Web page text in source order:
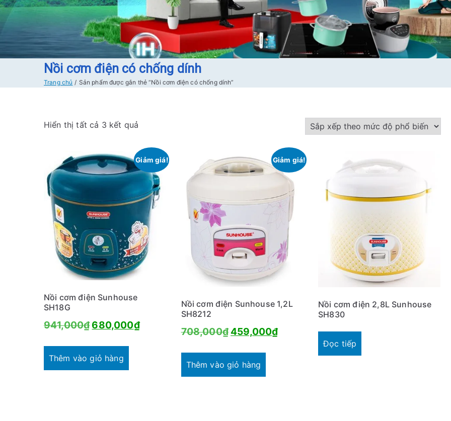
Nồi cơm điện có chống dính
Trang chủ Sản phẩm được gắn thẻ “Nồi cơm điện có chống dính”
Hiển thị tất cả 3 kết quả
s
ắ
x
p
t
h
e
c
Giảm giá!
Nồi cơm điện Sunhouse
SH18G
941,000₫Giá
là:
680,000₫Giá
Thêm vào giỏ hàng
Giảm giá!
Nồi cơm điện Sunhouse 1,2L
SH8212
708,000₫ Giá
là:
459,000₫Giá
Thêm vào giỏ hàng
Nồi cơm điện 2,8L Sunhouse
SH830
Đọc tiếp